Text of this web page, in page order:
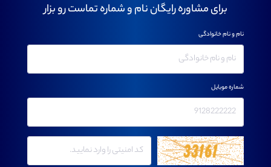
برای مشاوره رایگان نام و شماره تماست رو بزار
نام و نام خانوادگی
شماره موبایل